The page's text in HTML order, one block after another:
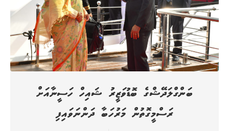
ބަންގްލަދޭޝްގެ ބޮޑުވަޒީރު ޝައިހް ހަސީނާއަށް
ރަސްމީގޮތުން މަރުހަބާ ދަންނަވައިފި